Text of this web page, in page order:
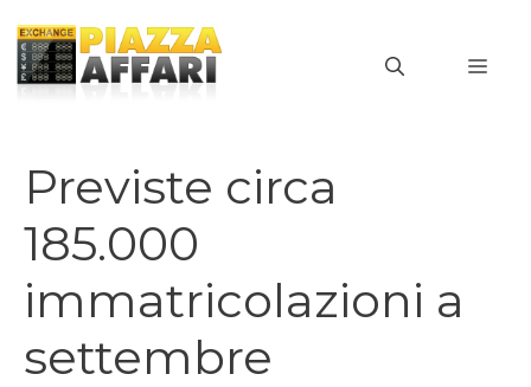
contenuto
Previste circa
185.000
immatricolazioni a
settembre